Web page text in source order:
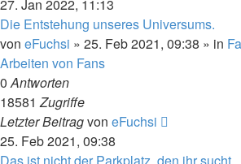
27. Jan 2022, 11:13
Die Entstehung unseres Universums.
von eFuchsi » 25. Feb 2021, 09:38 » in
Arbeiten von Fans
0Antworten
18581Zugriffe
Letzter Beitragvon eFuchsi
25. Feb 2021, 09:38